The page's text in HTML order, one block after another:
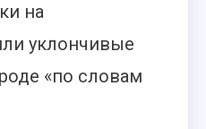
на
уклончивые
«по словам